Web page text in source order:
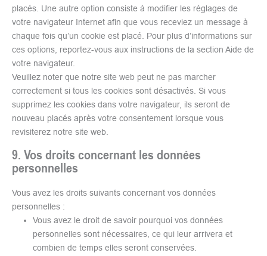
placés. Une autre option consiste à modifier les réglages de
votre navigateur Internet afin que vous receviez un message à
chaque fois qu’un cookie est placé. Pour plus d’informations sur
ces options, reportez-vous aux instructions de la section Aide de
votre navigateur.
Veuillez noter que notre site web peut ne pas marcher
correctement si tous les cookies sont désactivés. Si vous
supprimez les cookies dans votre navigateur, ils seront de
nouveau placés après votre consentement lorsque vous
revisiterez notre site web.
9. Vos droits concernant les données
personnelles
Vous avez les droits suivants concernant vos données
personnelles :
Vous avez le droit de savoir pourquoi vos données
personnelles sont nécessaires, ce qui leur arrivera et
combien de temps elles seront conservées.